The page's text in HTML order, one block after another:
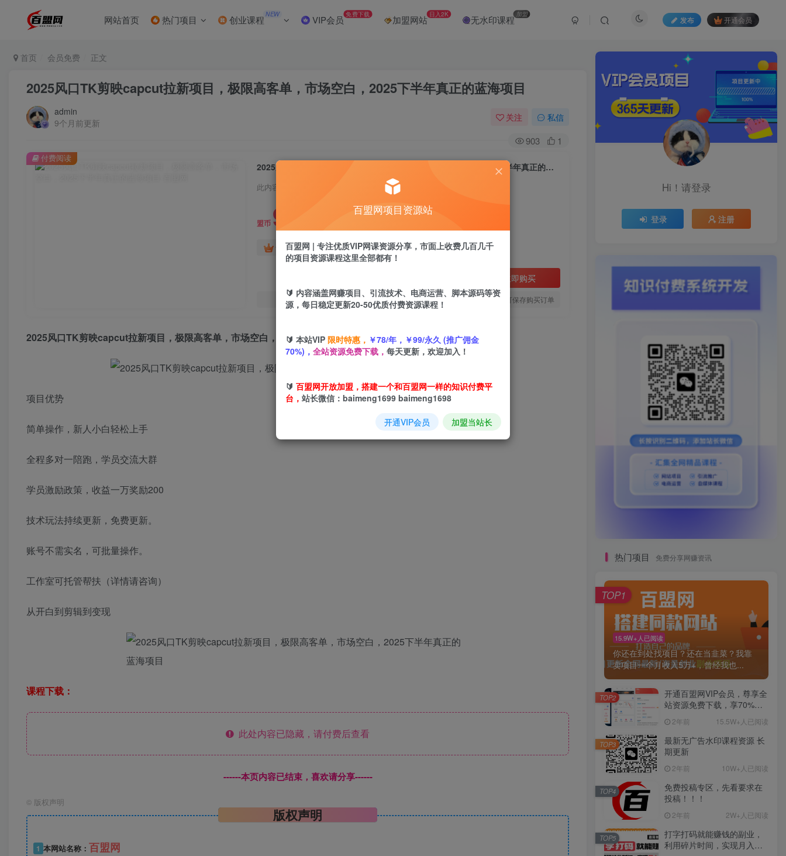
网站首页 热门项目 创业课程 NEW VIP会员 免费下载 加盟网站 日入2K 无水印课程 加盟
发布 开通会员
首页 会员免费 正文
2025风口TK剪映capcut拉新项目，极限高客单，市场空白，2025下半年真正的蓝海项目
admin
9个月前更新
关注 私信
903 1
2025风口TK剪映capcut拉新项目，极限高客单，市场空白，2025下半年真正的蓝海项目
此内容为付费阅读，请付费后查看
盟币 9.9
黄金会员免费 超级会员免费
立即购买
您当前未登录！建议登陆后购买，可保存购买订单
付费阅读
2025风口TK剪映capcut拉新项目 ，极限高客单，市场空白，2025下半年真正的蓝海项目
项目优势
简单操作，新人小白轻松上手
全程多对一陪跑，学员交流大群
学员激励政策，收益一万奖励200
技术玩法持续更新，免费更新。
账号不需实名，可批量操作。
工作室可托管帮扶（详情请咨询）
从开白到剪辑到变现
课程下载：
此处内容已隐藏，请付费后查看
------本页内容已结束，喜欢请分享------
© 版权声明
版权声明
1 本网站名称： 百盟网
Hi！请登录
登录 注册
热门项目 免费分享网赚资讯
15.9W+人已阅读
你还在到处找项目？还在当韭菜？我靠
卖项目一个月收入5万+，曾经我也...
TOP1
开通百盟网VIP会员，尊享全
站资源免费下载，享70%的
惠】2年前 15.5W+人已阅读
TOP2
最新无广告水印课程资源 长
期更新
2年前 10W+人已阅读
TOP3
免费投稿专区，先看要求在
投稿！！！
2年前 2W+人已阅读
TOP4
打字打码就能赚钱的副业，
利用碎片时间，实现月入过
TOP5
百盟网项目资源站
百盟网 | 专注优质VIP网课资源分享，市面上收费几百几千
的项目资源课程这里全部都有！
🔰 内容涵盖网赚项目、引流技术、电商运营、脚本源码等资
源，每日稳定更新20-50优质付费资源课程！
🔰 本站VIP 限时特惠， ￥78/年，￥99/永久 (推广佣金
70%)， 全站资源免费下载， 每天更新，欢迎加入！
🔰 百盟网开放加盟，搭建一个和百盟网一样的知识付费平
台， 站长微信：baimeng1699 baimeng1698
开通VIP会员 加盟当站长